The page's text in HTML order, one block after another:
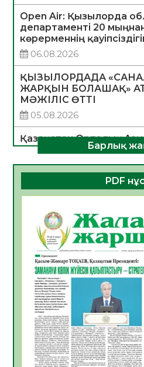
Open Air: Қызылорда
департаменті 20
көрерменнің
06.08.2026
ҚЫЗЫЛОРДАДА
ЖАРҚЫН БОЛАШАҚ»
МӘЖІЛІС ӨТТІ
05.08.2026
Қазақстан Орталық
қолайлы ел атанды
05.08.2026
Өрт қауіпсіздігі
азаматтың міндеті
05.08.2026
Руслан Рүстемұлы
кеңесшісі болып
05.08.2026
Цифрландыру саласын
салынатын жаңа
талқыланды
05.08.2026
Алғашқы цифрлық
құралдарының
Барлық
PDF